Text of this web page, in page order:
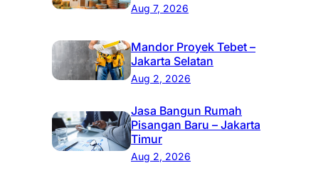
Aug 7, 2026
Mandor Proyek Tebet –
Jakarta Selatan
Aug 2, 2026
Jasa Bangun Rumah
Pisangan Baru – Jakarta
Timur
Aug 2, 2026